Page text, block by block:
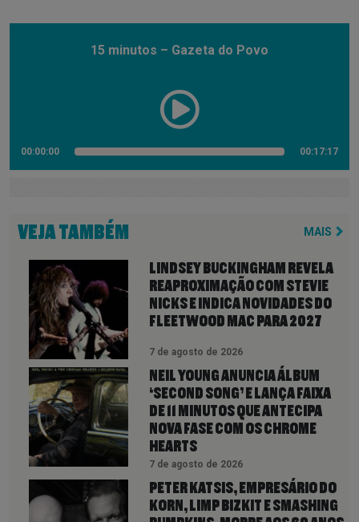
15 minutos – Gazeta do Povo
00:00:00 00:17:17
VEJA TAMBÉM MAIS
LINDSEY BUCKINGHAM REVELA
REAPROXIMAÇÃO COM STEVIE
NICKS E INDICA NOVIDADES DO
FLEETWOOD MAC PARA 2027
7 de agosto de 2026
NEIL YOUNG ANUNCIA ÁLBUM
‘SECOND SONG’ E LANÇA FAIXA
DE 11 MINUTOS QUE ANTECIPA
NOVA FASE COM OS CHROME
HEARTS
7 de agosto de 2026
PETER KATSIS, EMPRESÁRIO DO
KORN, LIMP BIZKIT E SMASHING